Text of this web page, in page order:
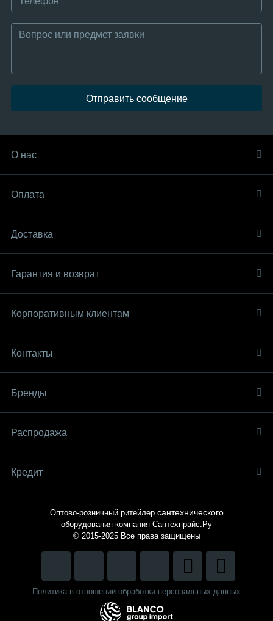
Отправить сообщение
О нас
Оплата
Доставка
Гарантия и возврат
Корпоративным клиентам
Контакты
Бренды
Распродaжа
Кредит
Оптово-розничный ритейлер сантехнического
оборудования компания Сантехпрайс.Ру
© 2015-2025 Все права защищены
Политика в отношении обработки персональных данных